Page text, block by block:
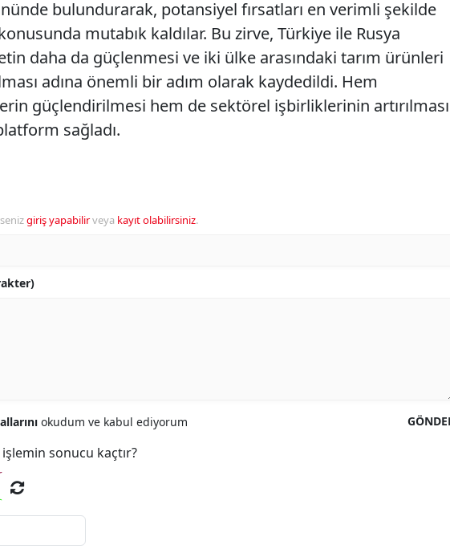
bulundurarak, potansiyel fırsatları en verimli şekilde
mutabık kaldılar. Bu zirve, Türkiye ile Rusya
daha da güçlenmesi ve iki ülke arasındaki tarım ürünleri
adına önemli bir adım olarak kaydedildi. Hem
güçlendirilmesi hem de sektörel işbirliklerinin artırılması
sağladı.
giriş yapabilirveya kayıt olabilirsiniz.
okudum ve kabul ediyorum
sonucu kaçtır?